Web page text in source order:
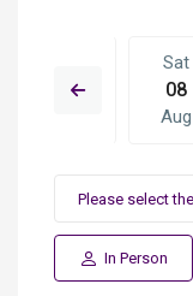
17
Sat
08
Aug
In Person